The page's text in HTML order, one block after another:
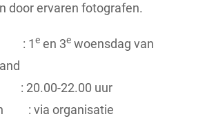
door ervaren fotografen.
: 1e en 3e woensdag van
22.00 uur
: via organisatie